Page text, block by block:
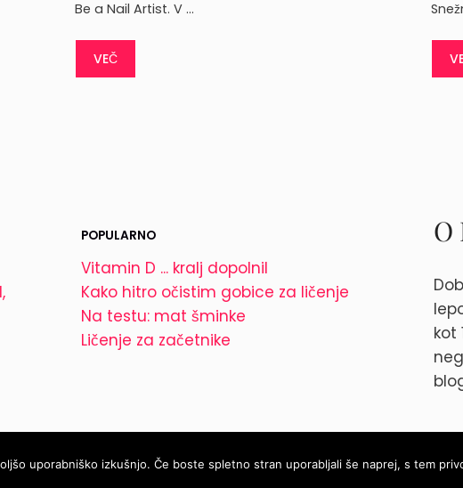
Be a Nail Artist. V …
VEČ
POPULARNO
Vitamin D ... kralj dopolnil
Kako hitro očistim gobice za ličenje
Na testu: mat šminke
Ličenje za začetnike
O
kot
© 2026 Parokeets.com Pogoji uporabe
uporabniško izkušnjo. Če boste spletno stran uporabljali še naprej, s tem